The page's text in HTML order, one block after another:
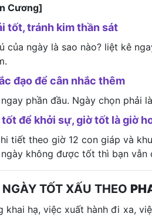
Cương]
tốt, tránh kim thần sát
ngày là sao nào? liệt kê
đạo để cân nhắc thêm
phần đầu. Ngày chọn phải
để khởi sự, giờ tốt là giờ
tiết theo giờ 12 con giáp và
không được tốt thì bạn
TỐT XẤU THEO
hạ, việc xuất hành đi xa,